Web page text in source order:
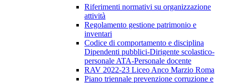
Riferimenti normativi su organizzazione
attività
Regolamento gestione patrimonio e
inventari
Codice di comportamento e disciplina
Dipendenti pubblici-Dirigente scolastico-
personale ATA-Personale docente
RAV 2022-23 Liceo Anco Marzio Roma
Piano triennale prevenzione corruzione e